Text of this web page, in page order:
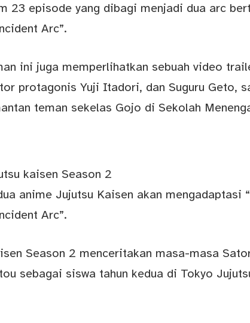
23 episode yang dibagi menjadi dua arc
Arc”.
ini juga memperlihatkan sebuah video
protagonis Yuji Itadori, dan Suguru Geto,
teman sekelas Gojo di Sekolah
kaisen Season 2
anime Jujutsu Kaisen akan mengadaptasi
Arc”.
Season 2 menceritakan masa-masa
sebagai siswa tahun kedua di Tokyo